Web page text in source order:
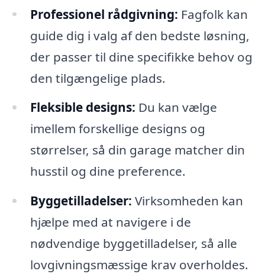
Professionel rådgivning: Fagfolk kan
guide dig i valg af den bedste løsning,
der passer til dine specifikke behov og
den tilgængelige plads.
Fleksible designs: Du kan vælge
imellem forskellige designs og
størrelser, så din garage matcher din
husstil og dine preference.
Byggetilladelser: Virksomheden kan
hjælpe med at navigere i de
nødvendige byggetilladelser, så alle
lovgivningsmæssige krav overholdes.